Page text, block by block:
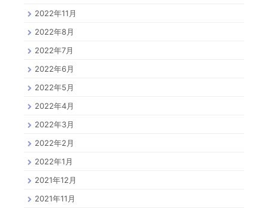
2022年11月
2022年8月
2022年7月
2022年6月
2022年5月
2022年4月
2022年3月
2022年2月
2022年1月
2021年12月
2021年11月